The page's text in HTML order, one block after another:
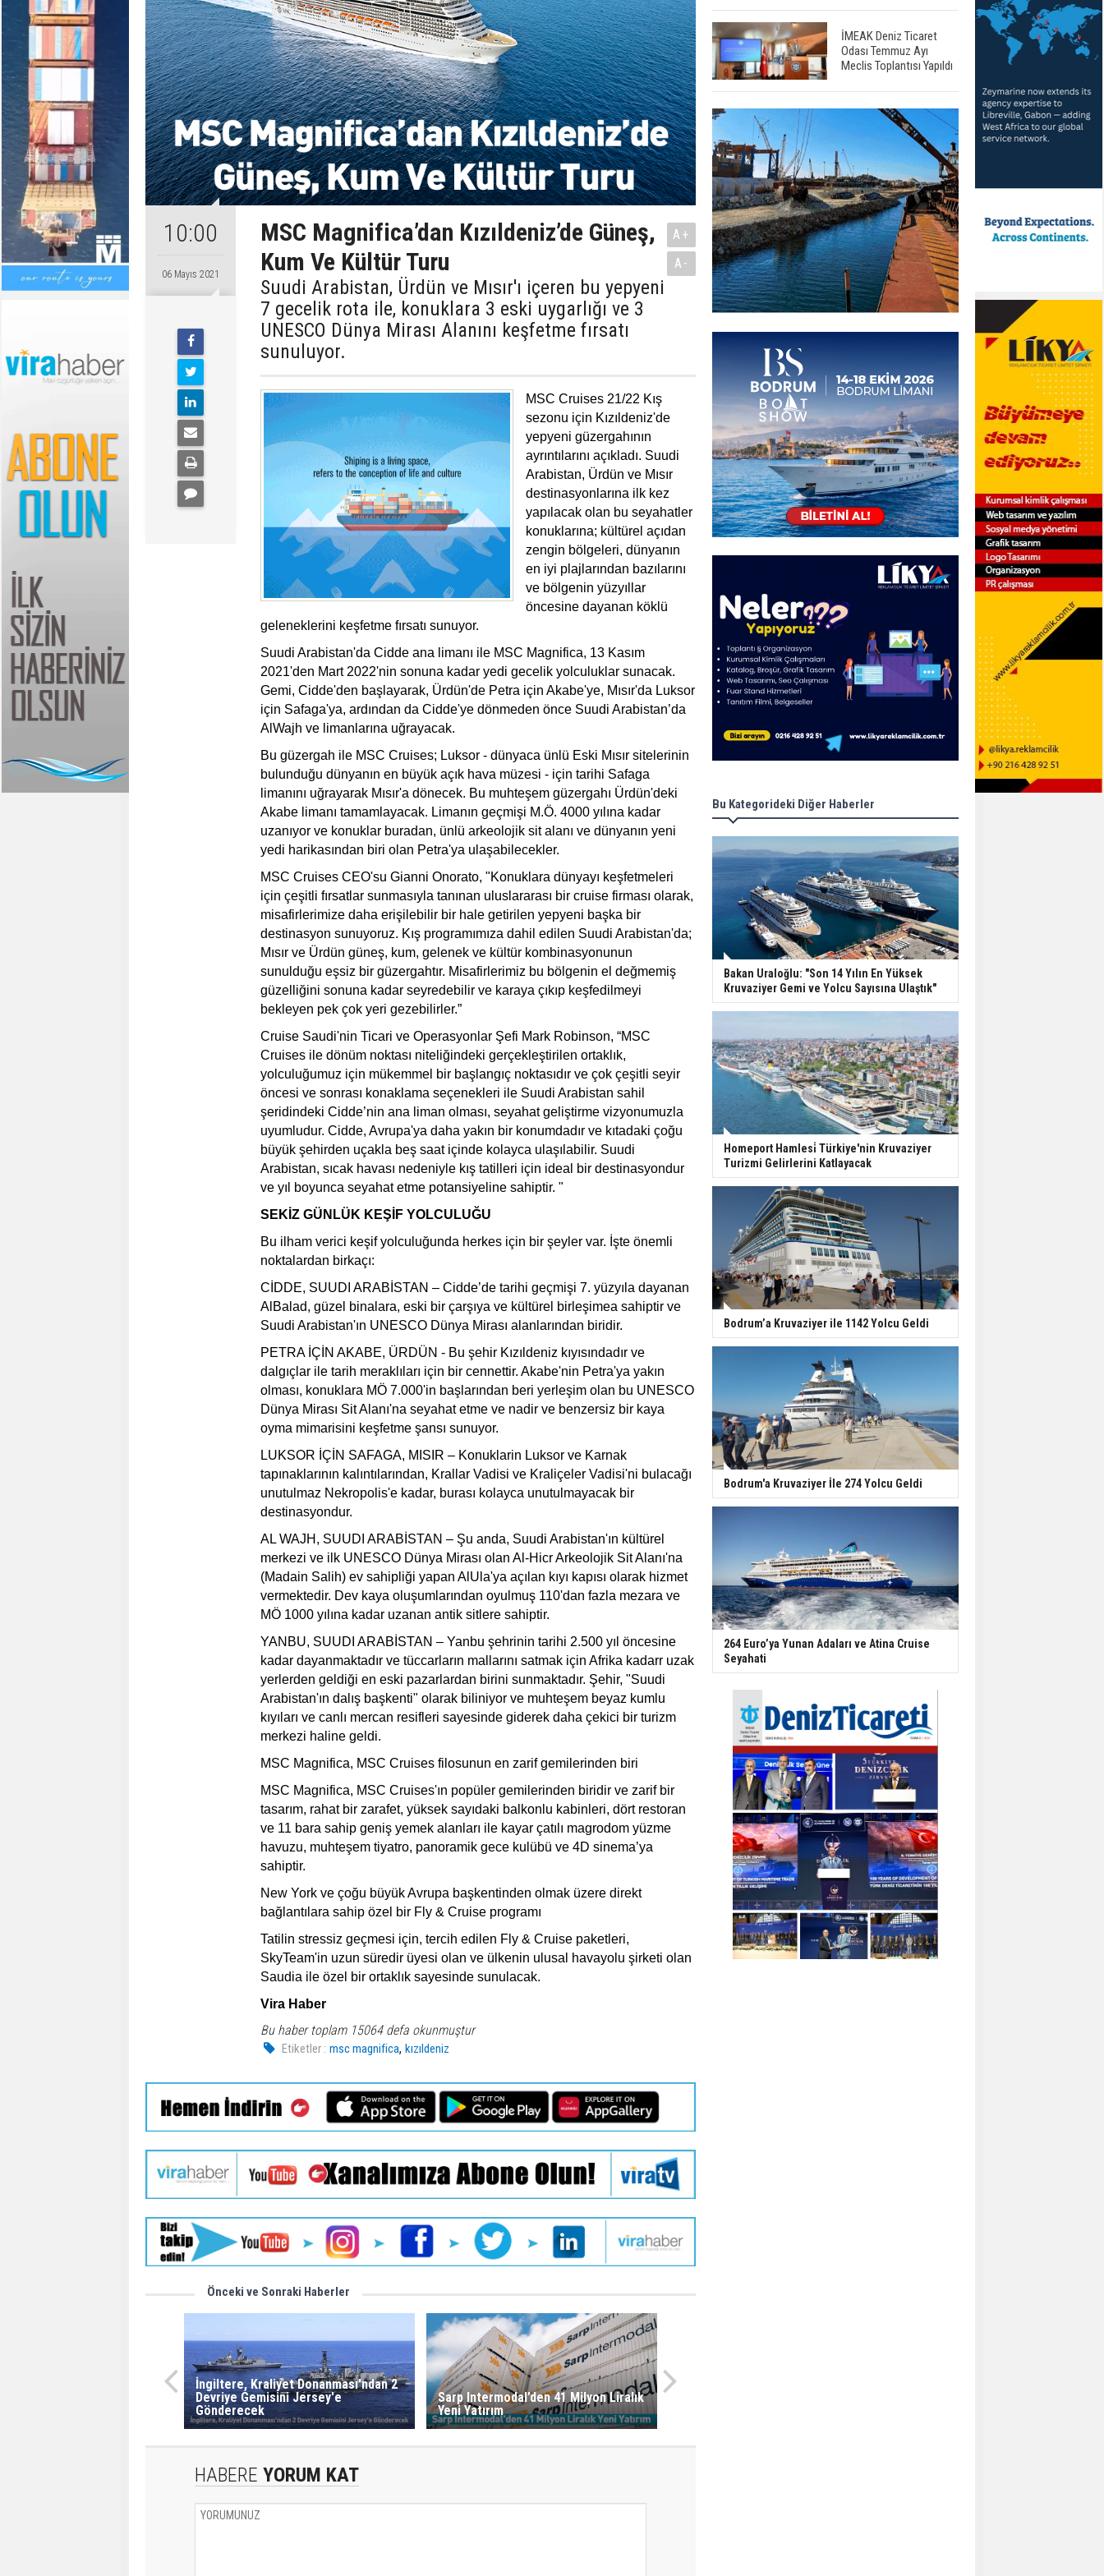
10:00
06 Mayıs 2021
MSC Magnifica’dan Kızıldeniz’de Güneş,
Kum Ve Kültür Turu
Suudi Arabistan, Ürdün ve Mısır'ı içeren bu yepyeni
7 gecelik rota ile, konuklara 3 eski uygarlığı ve 3
UNESCO Dünya Mirası Alanını keşfetme fırsatı
sunuluyor.
A+
A-
MSC Cruises 21/22 Kış
sezonu için Kızıldeniz'de
yepyeni güzergahının
ayrıntılarını açıkladı. Suudi
Arabistan, Ürdün ve Mısır
destinasyonlarına ilk kez
yapılacak olan bu seyahatler
konuklarına; kültürel açıdan
zengin bölgeleri, dünyanın
en iyi plajlarından bazılarını
ve bölgenin yüzyıllar
öncesine dayanan köklü
geleneklerini keşfetme fırsatı sunuyor.
Suudi Arabistan'da Cidde ana limanı ile MSC Magnifica, 13 Kasım
2021'den Mart 2022'nin sonuna kadar yedi gecelik yolculuklar sunacak.
Gemi, Cidde'den başlayarak, Ürdün'de Petra için Akabe'ye, Mısır'da Luksor
için Safaga'ya, ardından da Cidde'ye dönmeden önce Suudi Arabistan’da
AlWajh ve limanlarına uğrayacak.
Bu güzergah ile MSC Cruises; Luksor - dünyaca ünlü Eski Mısır sitelerinin
bulunduğu dünyanın en büyük açık hava müzesi - için tarihi Safaga
limanını uğrayarak Mısır'a dönecek. Bu muhteşem güzergahı Ürdün'deki
Akabe limanı tamamlayacak. Limanın geçmişi M.Ö. 4000 yılına kadar
uzanıyor ve konuklar buradan, ünlü arkeolojik sit alanı ve dünyanın yeni
yedi harikasından biri olan Petra'ya ulaşabilecekler.
MSC Cruises CEO'su Gianni Onorato, "Konuklara dünyayı keşfetmeleri
için çeşitli fırsatlar sunmasıyla tanınan uluslararası bir cruise firması olarak,
misafirlerimize daha erişilebilir bir hale getirilen yepyeni başka bir
destinasyon sunuyoruz. Kış programımıza dahil edilen Suudi Arabistan'da;
Mısır ve Ürdün güneş, kum, gelenek ve kültür kombinasyonunun
sunulduğu eşsiz bir güzergahtır. Misafirlerimiz bu bölgenin el değmemiş
güzelliğini sonuna kadar seyredebilir ve karaya çıkıp keşfedilmeyi
bekleyen pek çok yeri gezebilirler.”
Cruise Saudi'nin Ticari ve Operasyonlar Şefi Mark Robinson, “MSC
Cruises ile dönüm noktası niteliğindeki gerçekleştirilen ortaklık,
yolculuğumuz için mükemmel bir başlangıç noktasıdır ve çok çeşitli seyir
öncesi ve sonrası konaklama seçenekleri ile Suudi Arabistan sahil
şeridindeki Cidde’nin ana liman olması, seyahat geliştirme vizyonumuzla
uyumludur. Cidde, Avrupa'ya daha yakın bir konumdadır ve kıtadaki çoğu
büyük şehirden uçakla beş saat içinde kolayca ulaşılabilir. Suudi
Arabistan, sıcak havası nedeniyle kış tatilleri için ideal bir destinasyondur
ve yıl boyunca seyahat etme potansiyeline sahiptir. "
SEKİZ GÜNLÜK KEŞİF YOLCULUĞU
Bu ilham verici keşif yolculuğunda herkes için bir şeyler var. İşte önemli
noktalardan birkaçı:
CİDDE, SUUDI ARABİSTAN – Cidde’de tarihi geçmişi 7. yüzyıla dayanan
AlBalad, güzel binalara, eski bir çarşıya ve kültürel birleşimea sahiptir ve
Suudi Arabistan'ın UNESCO Dünya Mirası alanlarından biridir.
PETRA İÇİN AKABE, ÜRDÜN - Bu şehir Kızıldeniz kıyısındadır ve
dalgıçlar ile tarih meraklıları için bir cennettir. Akabe'nin Petra'ya yakın
olması, konuklara MÖ 7.000'in başlarından beri yerleşim olan bu UNESCO
Dünya Mirası Sit Alanı'na seyahat etme ve nadir ve benzersiz bir kaya
oyma mimarisini keşfetme şansı sunuyor.
LUKSOR İÇİN SAFAGA, MISIR – Konuklarin Luksor ve Karnak
tapınaklarının kalıntılarından, Krallar Vadisi ve Kraliçeler Vadisi'ni bulacağı
unutulmaz Nekropolis'e kadar, burası kolayca unutulmayacak bir
destinasyondur.
AL WAJH, SUUDI ARABİSTAN – Şu anda, Suudi Arabistan'ın kültürel
merkezi ve ilk UNESCO Dünya Mirası olan Al-Hicr Arkeolojik Sit Alanı'na
(Madain Salih) ev sahipliği yapan AlUla'ya açılan kıyı kapısı olarak hizmet
vermektedir. Dev kaya oluşumlarından oyulmuş 110'dan fazla mezara ve
MÖ 1000 yılına kadar uzanan antik sitlere sahiptir.
YANBU, SUUDI ARABİSTAN – Yanbu şehrinin tarihi 2.500 yıl öncesine
kadar dayanmaktadır ve tüccarların mallarını satmak için Afrika kadarr uzak
yerlerden geldiği en eski pazarlardan birini sunmaktadır. Şehir, "Suudi
Arabistan'ın dalış başkenti" olarak biliniyor ve muhteşem beyaz kumlu
kıyıları ve canlı mercan resifleri sayesinde giderek daha çekici bir turizm
merkezi haline geldi.
MSC Magnifica, MSC Cruises filosunun en zarif gemilerinden biri
MSC Magnifica, MSC Cruises'ın popüler gemilerinden biridir ve zarif bir
tasarım, rahat bir zarafet, yüksek sayıdaki balkonlu kabinleri, dört restoran
ve 11 bara sahip geniş yemek alanları ile kayar çatılı magrodom yüzme
havuzu, muhteşem tiyatro, panoramik gece kulübü ve 4D sinema’ya
sahiptir.
New York ve çoğu büyük Avrupa başkentinden olmak üzere direkt
bağlantılara sahip özel bir Fly & Cruise programı
Tatilin stressiz geçmesi için, tercih edilen Fly & Cruise paketleri,
SkyTeam'in uzun süredir üyesi olan ve ülkenin ulusal havayolu şirketi olan
Saudia ile özel bir ortaklık sayesinde sunulacak.
Vira Haber
Bu haber toplam 15064 defa okunmuştur
Etiketler : msc magnifica,kızıldeniz
Önceki ve Sonraki Haberler
İngiltere, Kraliyet Donanması'ndan 2
Devriye Gemisini Jersey'e
Gönderecek
Sarp Intermodal’den 41 Milyon Liralık
Yeni Yatırım
HABERE YORUM KAT
İMEAK Deniz Ticaret
Odası Temmuz Ayı
Meclis Toplantısı Yapıldı
Bu Kategorideki Diğer Haberler
Bakan Uraloğlu: "Son 14 Yılın En Yüksek
Kruvaziyer Gemi ve Yolcu Sayısına Ulaştık"
Homeport Hamlesi̇ Türkiye'nin Kruvaziyer
Turizmi Gelirlerini Katlayacak
Bodrum’a Kruvaziyer ile 1142 Yolcu Geldi
Bodrum'a Kruvaziyer İle 274 Yolcu Geldi
264 Euro’ya Yunan Adaları ve Atina Cruise
Seyahati